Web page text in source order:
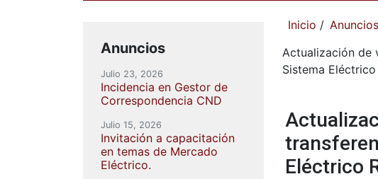
Anuncios
Julio 23, 2026
Incidencia en Gestor de
Correspondencia CND
Julio 15, 2026
Invitación a capacitación
en temas de Mercado
Eléctrico.
Inicio / Anuncios
Actualización de
Sistema Eléctrico
Eléctrico